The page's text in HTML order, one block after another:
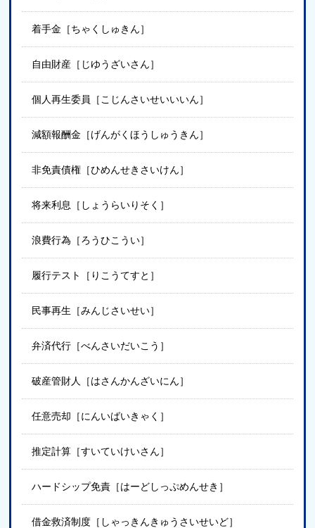
着手金［ちゃくしゅきん］
自由財産［じゆうざいさん］
個人再生委員［こじんさいせいいいん］
減額報酬金［げんがくほうしゅうきん］
非免責債権［ひめんせきさいけん］
将来利息［しょうらいりそく］
浪費行為［ろうひこうい］
履行テスト［りこうてすと］
民事再生［みんじさいせい］
弁済代行［べんさいだいこう］
破産管財人［はさんかんざいにん］
任意売却［にんいばいきゃく］
推定計算［すいていけいさん］
ハードシップ免責［はーどしっぷめんせき］
借金救済制度［しゃっきんきゅうさいせいど］